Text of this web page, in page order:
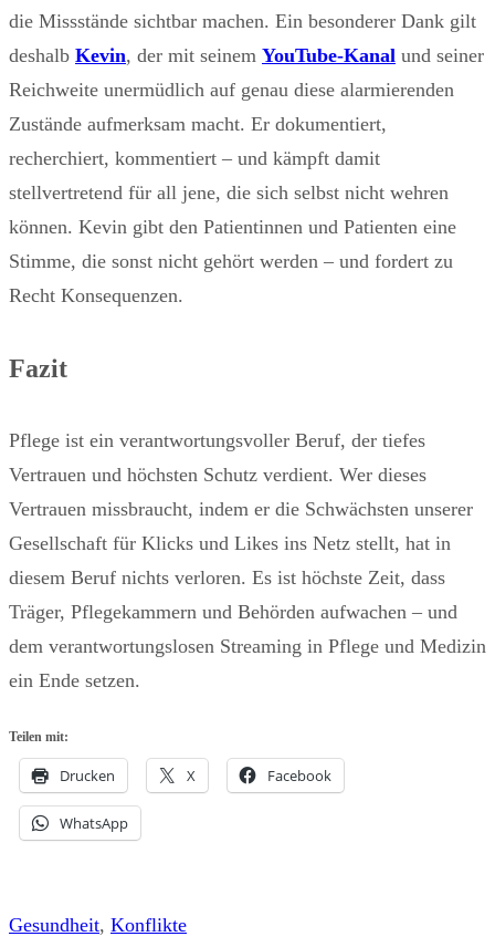
die Missstände sichtbar machen. Ein besonderer Dank gilt
deshalb Kevin, der mit seinem YouTube-Kanal und seiner
Reichweite unermüdlich auf genau diese alarmierenden
Zustände aufmerksam macht. Er dokumentiert,
recherchiert, kommentiert – und kämpft damit
stellvertretend für all jene, die sich selbst nicht wehren
können. Kevin gibt den Patientinnen und Patienten eine
Stimme, die sonst nicht gehört werden – und fordert zu
Recht Konsequenzen.
Fazit
Pflege ist ein verantwortungsvoller Beruf, der tiefes
Vertrauen und höchsten Schutz verdient. Wer dieses
Vertrauen missbraucht, indem er die Schwächsten unserer
Gesellschaft für Klicks und Likes ins Netz stellt, hat in
diesem Beruf nichts verloren. Es ist höchste Zeit, dass
Träger, Pflegekammern und Behörden aufwachen – und
dem verantwortungslosen Streaming in Pflege und Medizin
ein Ende setzen.
Teilen mit:
Drucken X Facebook
WhatsApp
Gesundheit, Konflikte